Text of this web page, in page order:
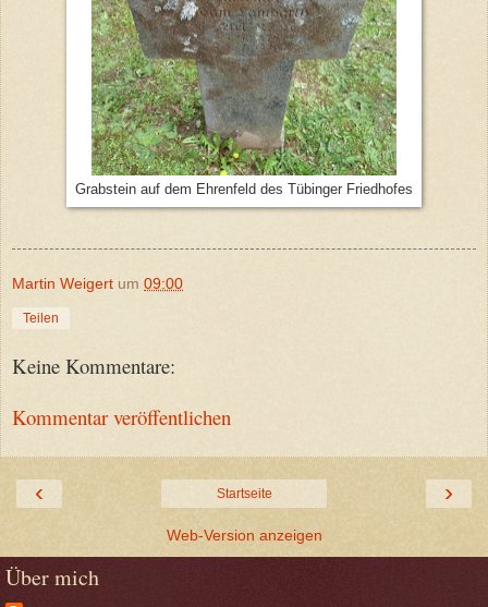
Grabstein auf dem Ehrenfeld des Tübinger Friedhofes
Martin Weigert um 09:00
Teilen
Keine Kommentare:
Kommentar veröffentlichen
‹ ›
Startseite
Web-Version anzeigen
Über mich